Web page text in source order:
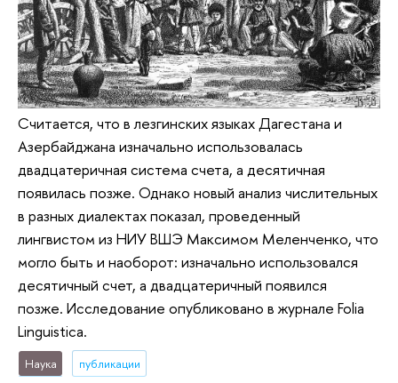
Считается, что в лезгинских языках Дагестана и
Азербайджана изначально использовалась
двадцатеричная система счета, а десятичная
появилась позже. Однако новый анализ числительных
в разных диалектах показал, проведенный
лингвистом из НИУ ВШЭ Максимом Меленченко, что
могло быть и наоборот: изначально использовался
десятичный счет, а двадцатеричный появился
позже. Исследование опубликовано в журнале Folia
Linguistica.
Наука публикации